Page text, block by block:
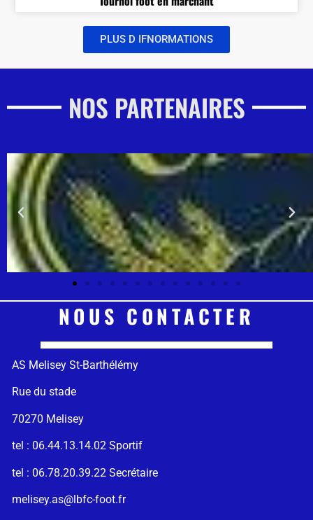
PLUS D IFNORMATIONS
NOS PARTENAIRES
NOUS CONTACTER
AS Melisey St-Barthélémy
Rue du stade
70270 Melisey
tel : 06.44.13.14.02 Sportif
tel : 06.78.20.39.22 Secrétaire
melisey.as@lbfc-foot.fr